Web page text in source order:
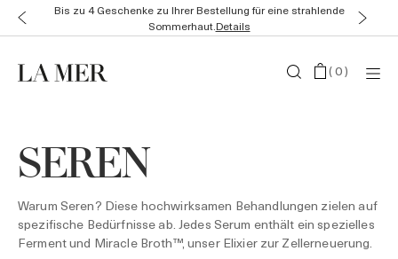
Diesen Sommer erhalten Sie bis zu 4 Geschenke zu Ihrer Online-
Bestellung.Details
(0)
SEREN
Warum Seren? Diese hochwirksamen Behandlungen zielen auf
spezifische Bedürfnisse ab. Jedes Serum enthält ein spezielles
Ferment und Miracle Broth™, unser Elixier zur Zellerneuerung.